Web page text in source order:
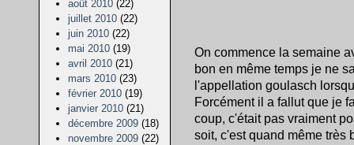
août 2010 (22)
juillet 2010 (22)
juin 2010 (22)
mai 2010 (19)
avril 2010 (21)
mars 2010 (23)
février 2010 (19)
janvier 2010 (21)
décembre 2009 (18)
novembre 2009 (22)
On commence la semaine
bon en même temps je ne
l'appellation goulasch
Forcément il a fallut que je
coup, c'était pas vraiment
soit, c'est quand même très